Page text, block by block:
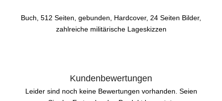
Buch, 512 Seiten, gebunden, Hardcover, 24 Seiten Bilder,
zahlreiche militärische Lageskizzen
Kundenbewertungen
Leider sind noch keine Bewertungen vorhanden. Seien